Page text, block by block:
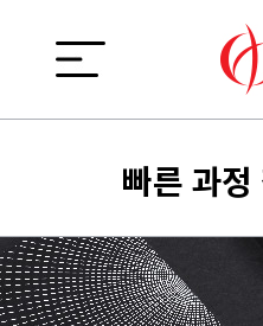
빠른 과정